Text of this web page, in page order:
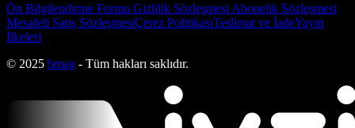
Ön Bilgilendirme Formu Gizlilik Sözleşmesi Abonelik Sözleşmesi
Mesafeli Satış SözleşmesiÇerez PolitikasıTeslimat ve İadeYayın
İlkeleri
© 2025 bmag - Tüm hakları saklıdır.